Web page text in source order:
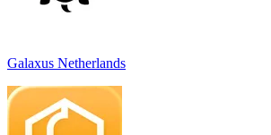
Galaxus Netherlands